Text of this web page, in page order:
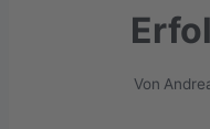
Von